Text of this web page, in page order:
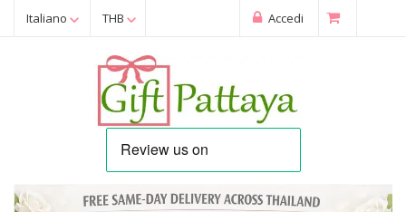
Italiano THB Accedi